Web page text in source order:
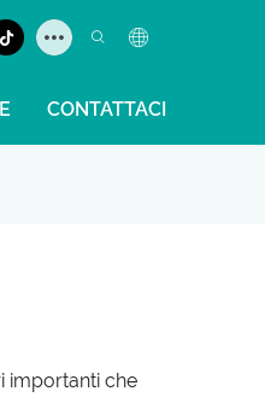
CONTATTACI
importanti che